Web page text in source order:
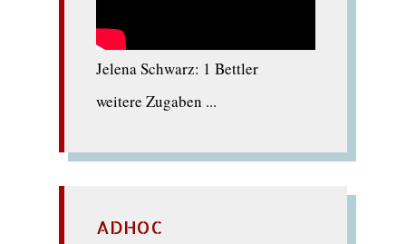
Jelena Schwarz: 1 Bettler
weitere Zugaben ...
ADHOC